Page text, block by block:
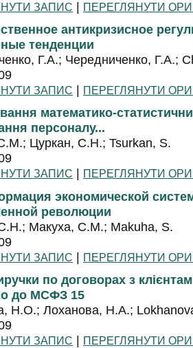
ЗАПИС | ПЕРЕГЛЯНУТИ
антикризисное
тенденции
Г.А.; Чередниченко, Г.А.;
ЗАПИС | ПЕРЕГЛЯНУТИ
математико-
персоналу...
Цуркан, С.Н.; Tsurkan, S.
ЗАПИС | ПЕРЕГЛЯНУТИ
экономической
революции
Макуха, С.М.; Makuha, S.
ЗАПИС | ПЕРЕГЛЯНУТИ
по договорах з
до МСФЗ 15
Н.О.; Лоханова, Н.А.;
ЗАПИС | ПЕРЕГЛЯНУТИ